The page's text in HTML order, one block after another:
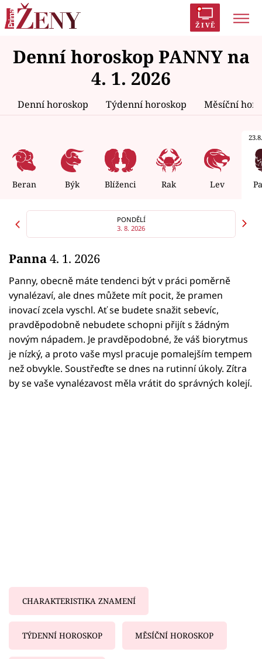
ŽIVĚ
Trendy: Polabí Inspekce Prostřeno!
AYTO?
Zrádci Proměny
Témata
Celebrity
Seriály
Horoskopy
Sledujte prima+
Filmový festival Karlovy Vary
Pořady
Mámy sobě
Denní horoskop PANNY na
4. 1. 2026
Denní horoskop Týdenní horoskop Měsíční
Beran Býk Blíženci Rak Lev
PONDĚLÍ
3. 8. 2026
Panna4. 1. 2026
Panny, obecně máte tendenci být v práci poměrně
vynalézaví, ale dnes můžete mít pocit, že pramen
inovací zcela vyschl. Ať se budete snažit sebevíc,
pravděpodobně nebudete schopni přijít s žádným
novým nápadem. Je pravděpodobné, že váš biorytmus
je nízký, a proto vaše mysl pracuje pomalejším tempem
než obvykle. Soustřeďte se dnes na rutinní úkoly. Zítra
by se vaše vynalézavost měla vrátit do správných kolejí.
CHARAKTERISTIKA ZNAMENÍ
TÝDENNÍ HOROSKOP MĚSÍČNÍ HOROSKOP